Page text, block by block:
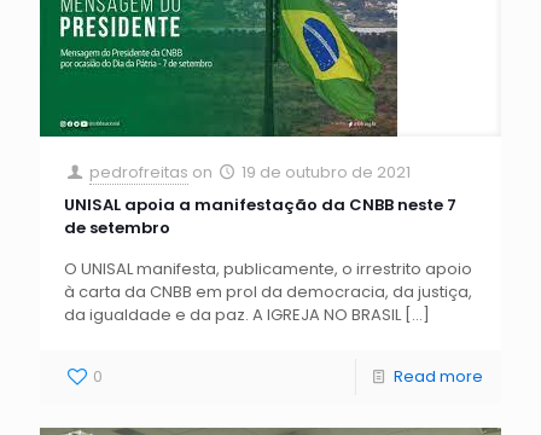
pedrofreitas on
19 de outubro de 2021
UNISAL apoia a manifestação da CNBB neste 7
de setembro
O UNISAL manifesta, publicamente, o irrestrito apoio
à carta da CNBB em prol da democracia, da justiça,
da igualdade e da paz. A IGREJA NO BRASIL[…]
0 Read more